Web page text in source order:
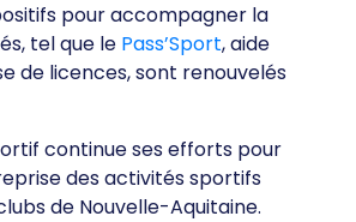
pour accompagner la
tel que le Pass’Sport,aide
de licences, sont renouvelés
continue ses efforts pour
des activités sportifs
de Nouvelle-Aquitaine.